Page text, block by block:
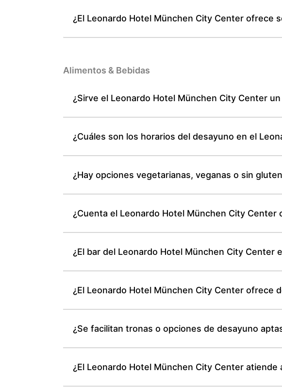
¿El Leonardo Hotel München City Center ofrece
Alimentos & Bebidas
¿Sirve el Leonardo Hotel München City Center
¿Cuáles son los horarios del desayuno en el
¿Hay opciones vegetarianas, veganas o sin
¿Cuenta el Leonardo Hotel München City
¿El bar del Leonardo Hotel München City Center
¿El Leonardo Hotel München City Center ofrece
¿Se facilitan tronas o opciones de desayuno
¿El Leonardo Hotel München City Center